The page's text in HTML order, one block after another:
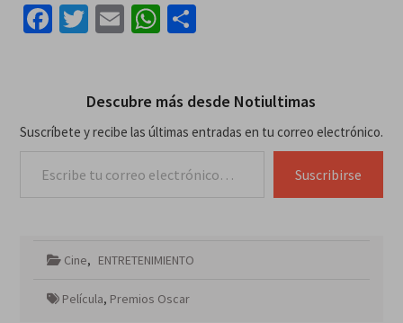
Facebook
Twitter
EmailWhatsApp
Compartir
Descubre más desde Notiultimas
Suscríbete y recibe las últimas entradas en tu correo electrónico.
Suscribirse
Cine, ENTRETENIMIENTO
Película, Premios Oscar